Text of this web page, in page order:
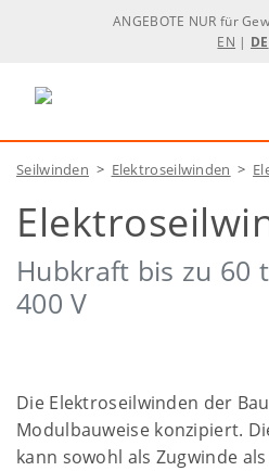
ANGEBOTE NUR für
EN | DE
Seilwinden > Elektroseilwinden >
Hubkraft bis zu 60
400 V
Die Elektroseilwinden der
Modulbauweise konzipiert.
kann sowohl als Zugwinde